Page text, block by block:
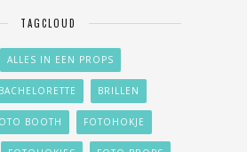
TAGCLOUD
ALLES IN EEN PROPS
BACHELORETTE BRILLEN
BOOTH FOTOHOKJE